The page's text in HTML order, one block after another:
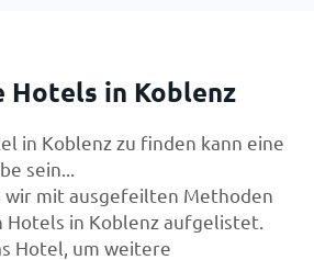
Hotels in Koblenz
in Koblenz zu finden kann eine
sein...
wir mit ausgefeilten Methoden
Hotels in Koblenz aufgelistet.
Hotel, um weitere